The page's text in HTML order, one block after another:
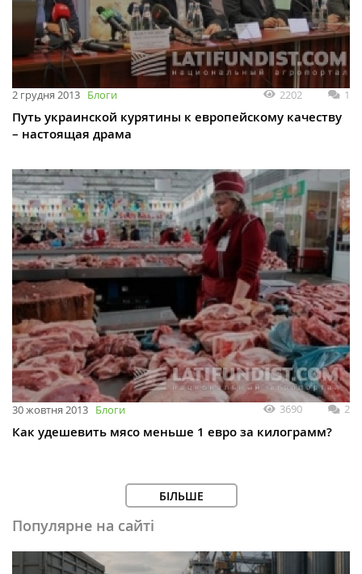
2 грудня 2013 Блоги 2202 1
Путь украинской курятины к европейскому качеству
– настоящая драма
30 жовтня 2013 Блоги 3690 2
Как удешевить мясо меньше 1 евро за килограмм?
БІЛЬШЕ
Популярне на сайті